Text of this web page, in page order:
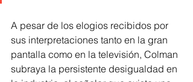
A pesar de los elogios recibidos por
sus interpretaciones tanto en la gran
pantalla como en la televisión, Colman
subraya la persistente desigualdad en